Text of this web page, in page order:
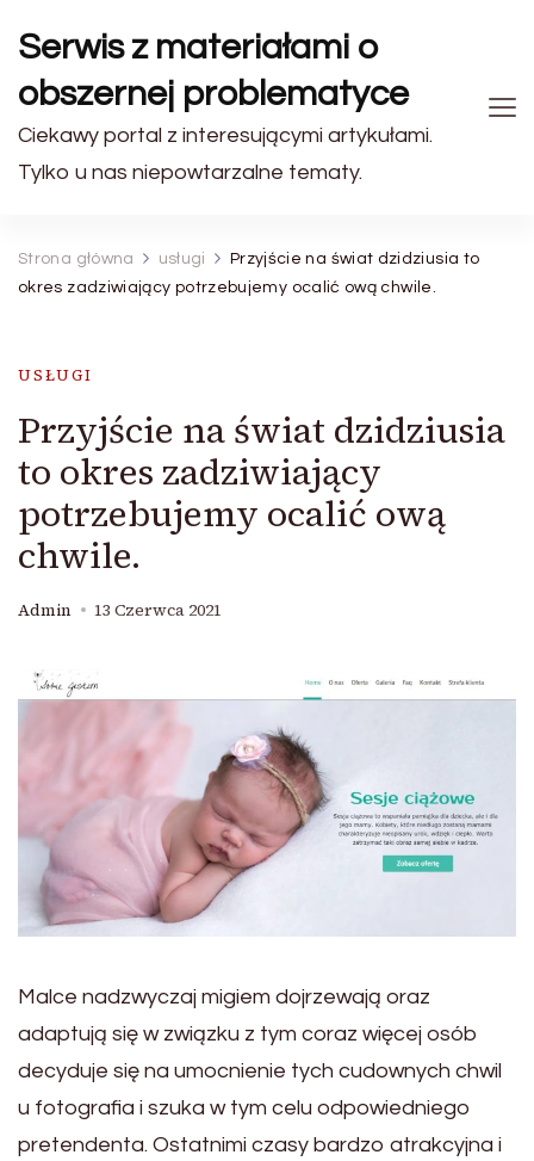
Serwis z materiałami o
obszernej problematyce
Ciekawy portal z interesującymi artykułami.
Tylko u nas niepowtarzalne tematy.
Strona główna usługi
Przyjście na świat dzidziusia to
okres zadziwiający potrzebujemy ocalić ową chwile.
USŁUGI
Przyjście na świat dzidziusia
to okres zadziwiający
potrzebujemy ocalić ową
chwile.
Admin 13 Czerwca 2021
Malce nadzwyczaj migiem dojrzewają oraz
adaptują się w związku z tym coraz więcej osób
decyduje się na umocnienie tych cudownych chwil
u fotografia i szuka w tym celu odpowiedniego
pretendenta. Ostatnimi czasy bardzo atrakcyjna i